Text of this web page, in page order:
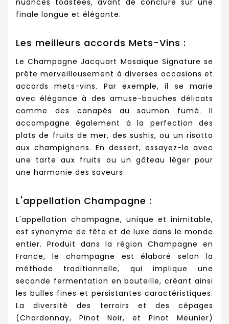
finale longue et élégante.
Les meilleurs accords Mets-Vins :
Le Champagne Jacquart Mosaïque Signature se
prête merveilleusement à diverses occasions et
accords mets-vins. Par exemple, il se marie
avec élégance à des amuse-bouches délicats
comme des canapés au saumon fumé. Il
accompagne également à la perfection des
plats de fruits de mer, des sushis, ou un risotto
aux champignons. En dessert, essayez-le avec
une tarte aux fruits ou un gâteau léger pour
une harmonie des saveurs.
L'appellation Champagne :
L'appellation champagne, unique et inimitable,
est synonyme de fête et de luxe dans le monde
entier. Produit dans la région Champagne en
France, le champagne est élaboré selon la
méthode traditionnelle, qui implique une
seconde fermentation en bouteille, créant ainsi
les bulles fines et persistantes caractéristiques.
La diversité des terroirs et des cépages
(Chardonnay, Pinot Noir, et Pinot Meunier)